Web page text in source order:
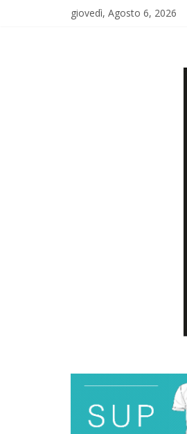
giovedì, Agosto 6, 2026